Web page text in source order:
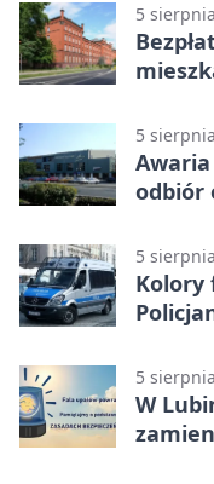
5
5
odbiór
5
Kolory
5
W